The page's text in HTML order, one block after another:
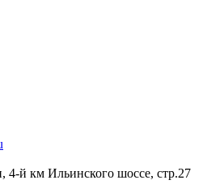
й км Ильинского шоссе, стр.27